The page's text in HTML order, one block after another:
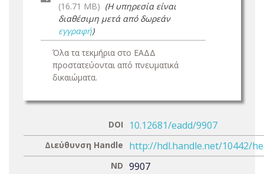
(16.71 MB) (Η υπηρεσία είναι
διαθέσιμη μετά από δωρεάν
εγγραφή)
Όλα τα τεκμήρια στο ΕΑΔΔ
προστατεύονται από πνευματικά
δικαιώματα.
DOI 10.12681/eadd/9907
Διεύθυνση Handle http://hdl.handle.net/10442/
ND 9907